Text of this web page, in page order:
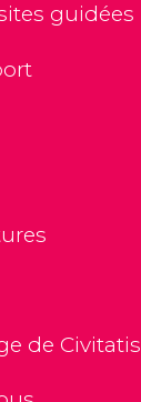
guidées
de Civitatis